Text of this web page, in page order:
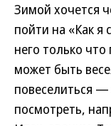
Зимой хочется
пойти на «Как я
него только
может быть
повеселиться —
посмотреть,